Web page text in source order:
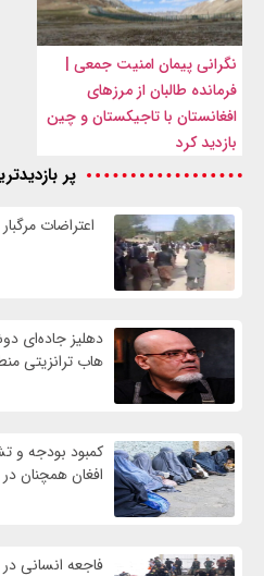
نگرانی پیمان امنیت جمعی |
فرمانده طالبان از مرزهای
افغانستان با تاجیکستان و چین
بازدید کرد
پر
اعتراضات
دهلیز جاده‌ای
هاب ترانزیتی
کمبود بودجه و
افغان همچنان